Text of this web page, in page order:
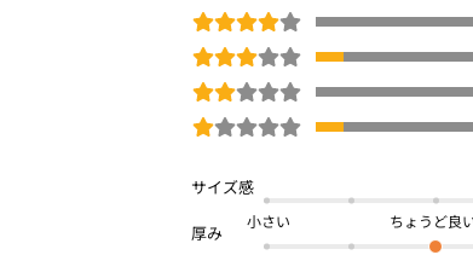
小さい